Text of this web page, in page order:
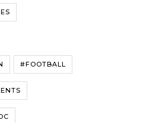
#FOOTBALL